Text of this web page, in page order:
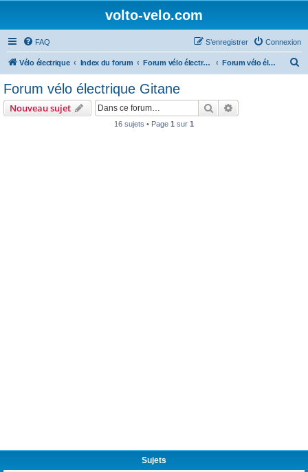
volto-velo.com
FAQ Connexion
S’enregistrer
Vélo électrique Index du forum Forum vélo électrique Urbain Forum vélo électrique Gitane
Forum vélo électrique Gitane
Nouveau sujet Rechercher
16 sujets • Page 1 sur 1
Sujets